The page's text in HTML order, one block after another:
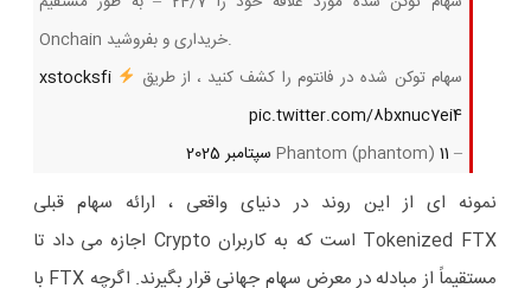
Onchain خریداری و بفروشید.
سهام توکن شده در فانتوم را کشف کنید ، از طریق
xstocksfi
pic.twitter.com/8bxnuc7ei4
– Phantom (phantom) 11 سپتامبر 2025
نمونه ای از این روند در دنیای واقعی ، ارائه سهام قبلی
Tokenized FTX است که به کاربران Crypto اجازه می داد تا
مستقیماً از مبادله در معرض سهام جهانی قرار بگیرند. اگرچه FTX با